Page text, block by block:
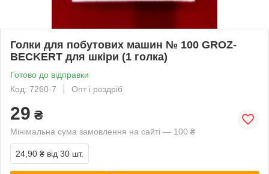
Голки для побутових машин № 100 GROZ-
BECKERT для шкіри (1 голка)
Готово до відправки
Код: 7260-7
Опт і роздріб
29 ₴
Мінімальна сума замовлення на сайті — 100 ₴
24,90 ₴ від 30 шт.